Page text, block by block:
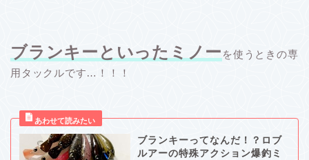
ブランキーといったミノー を使うときの専
用タックルです…！！！
ブランキーってなんだ！？ロブ
ルアーの特殊アクション爆釣ミ